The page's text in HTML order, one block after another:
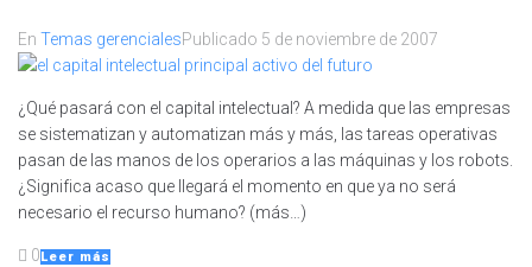
En Temas gerencialesPublicado 5 de noviembre de 2007
¿Qué pasará con el capital intelectual? A medida que las empresas
se sistematizan y automatizan más y más, las tareas operativas
pasan de las manos de los operarios a las máquinas y los robots.
¿Significa acaso que llegará el momento en que ya no será
necesario el recurso humano? (más…)
0 Leer más